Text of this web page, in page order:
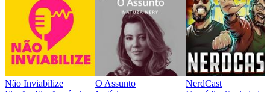
Não Inviabilize
O Assunto
NerdCast